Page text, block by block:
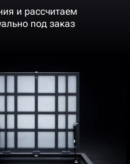
и рассчитаем
под заказ